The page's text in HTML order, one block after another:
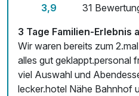
10% Rabatt****
inkl. WLAN Nutzung im Hotel
3,9
31
3 Tage Familien-Erlebnis
Wir waren bereits zum
alles gut geklappt.personal
viel Auswahl und
lecker.hotel Nähe Bahnhof